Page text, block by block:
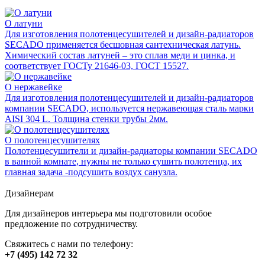
О латуни
Для изготовления полотенцесушителей и дизайн-радиаторов
SECADO применяется бесшовная сантехническая латунь.
Химический состав латуней – это сплав меди и цинка, и
соответствует ГОСТу 21646-03, ГОСТ 15527.
О нержавейке
Для изготовления полотенцесушителей и дизайн-радиаторов
компании SECADO, используется нержавеющая сталь марки
AISI 304 L. Толщина стенки трубы 2мм.
О полотенцесушителях
Полотенцесушители и дизайн-радиаторы компании SECADO
в ванной комнате, нужны не только сушить полотенца, их
главная задача -подсушить воздух санузла.
Дизайнерам
Для дизайнеров интерьера мы подготовили особое
предложение по сотрудничеству.
Свяжитесь с нами по телефону:
+7 (495) 142 72 32